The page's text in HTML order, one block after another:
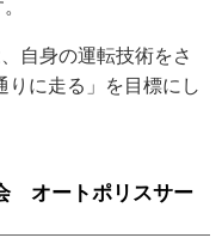
自身の運転技術をさ
りに走る」を目標にし
オートポリスサー